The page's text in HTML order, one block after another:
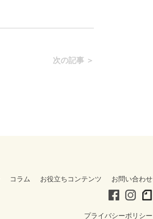
次の記事 ＞
コラム お役立ちコンテンツ お問い合わせ
プライバシーポリシー